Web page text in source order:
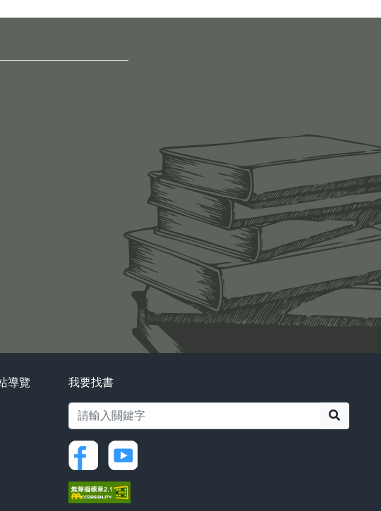
導覽 我要找書